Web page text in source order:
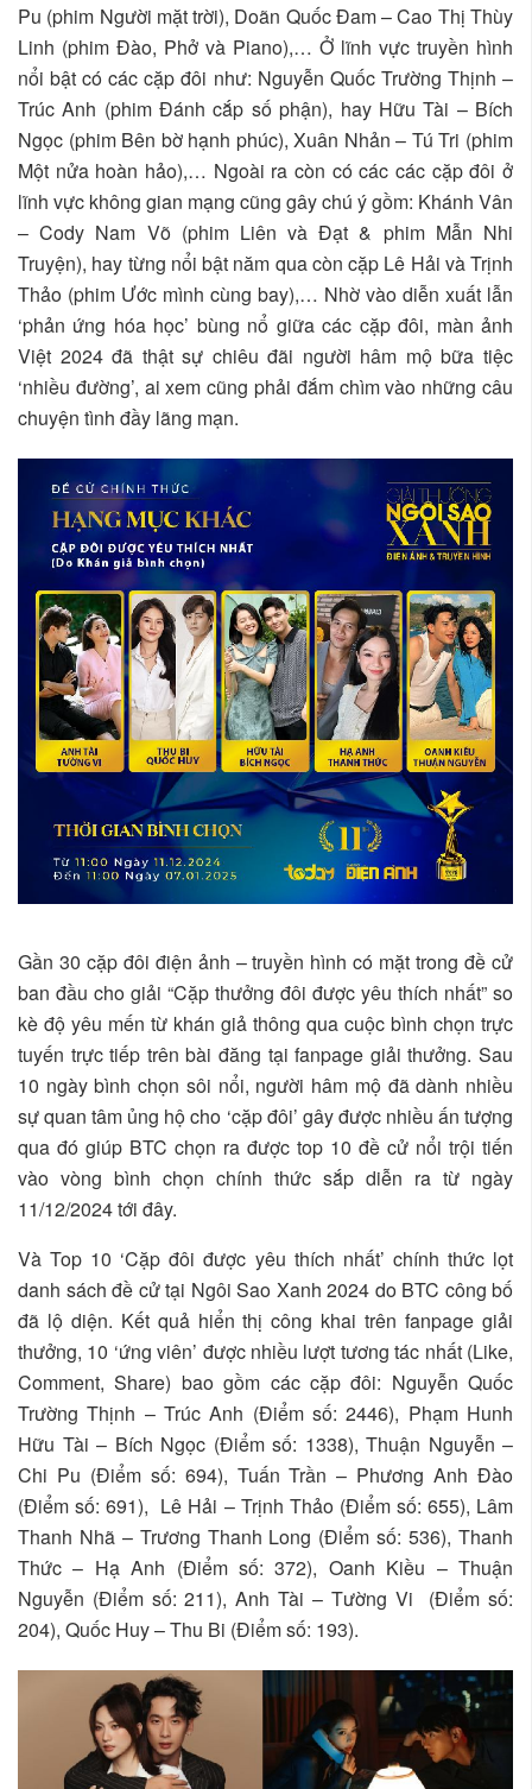
Pu (phim Người mặt trời), Doãn Quốc Đam – Cao Thị Thùy
Linh (phim Đào, Phở và Piano),… Ở lĩnh vực truyền hình
nổi bật có các cặp đôi như: Nguyễn Quốc Trường Thịnh –
Trúc Anh (phim Đánh cắp số phận), hay Hữu Tài – Bích
Ngọc (phim Bên bờ hạnh phúc), Xuân Nhản – Tú Tri (phim
Một nửa hoàn hảo),… Ngoài ra còn có các các cặp đôi ở
lĩnh vực không gian mạng cũng gây chú ý gồm: Khánh Vân
– Cody Nam Võ (phim Liên và Đạt & phim Mẫn Nhi
Truyện), hay từng nổi bật năm qua còn cặp Lê Hải và Trịnh
Thảo (phim Ước mình cùng bay),… Nhờ vào diễn xuất lẫn
‘phản ứng hóa học’ bùng nổ giữa các cặp đôi, màn ảnh
Việt 2024 đã thật sự chiêu đãi người hâm mộ bữa tiệc
‘nhiều đường’, ai xem cũng phải đắm chìm vào những câu
chuyện tình đầy lãng mạn.
Gần 30 cặp đôi điện ảnh – truyền hình có mặt trong đề cử
ban đầu cho giải “Cặp thưởng đôi được yêu thích nhất” so
kè độ yêu mến từ khán giả thông qua cuộc bình chọn trực
tuyến trực tiếp trên bài đăng tại fanpage giải thưởng. Sau
10 ngày bình chọn sôi nổi, người hâm mộ đã dành nhiều
sự quan tâm ủng hộ cho ‘cặp đôi’ gây được nhiều ấn tượng
qua đó giúp BTC chọn ra được top 10 đề cử nổi trội tiến
vào vòng bình chọn chính thức sắp diễn ra từ ngày
11/12/2024 tới đây.
Và Top 10 ‘Cặp đôi được yêu thích nhất’ chính thức lọt
danh sách đề cử tại Ngôi Sao Xanh 2024 do BTC công bố
đã lộ diện. Kết quả hiển thị công khai trên fanpage giải
thưởng, 10 ‘ứng viên’ được nhiều lượt tương tác nhất (Like,
Comment, Share) bao gồm các cặp đôi: Nguyễn Quốc
Trường Thịnh – Trúc Anh (Điểm số: 2446), Phạm Hunh
Hữu Tài – Bích Ngọc (Điểm số: 1338), Thuận Nguyễn –
Chi Pu (Điểm số: 694), Tuấn Trần – Phương Anh Đào
(Điểm số: 691), Lê Hải – Trịnh Thảo (Điểm số: 655), Lâm
Thanh Nhã – Trương Thanh Long (Điểm số: 536), Thanh
Thức – Hạ Anh (Điểm số: 372), Oanh Kiều – Thuận
Nguyễn (Điểm số: 211), Anh Tài – Tường Vi (Điểm số:
204), Quốc Huy – Thu Bi (Điểm số: 193).